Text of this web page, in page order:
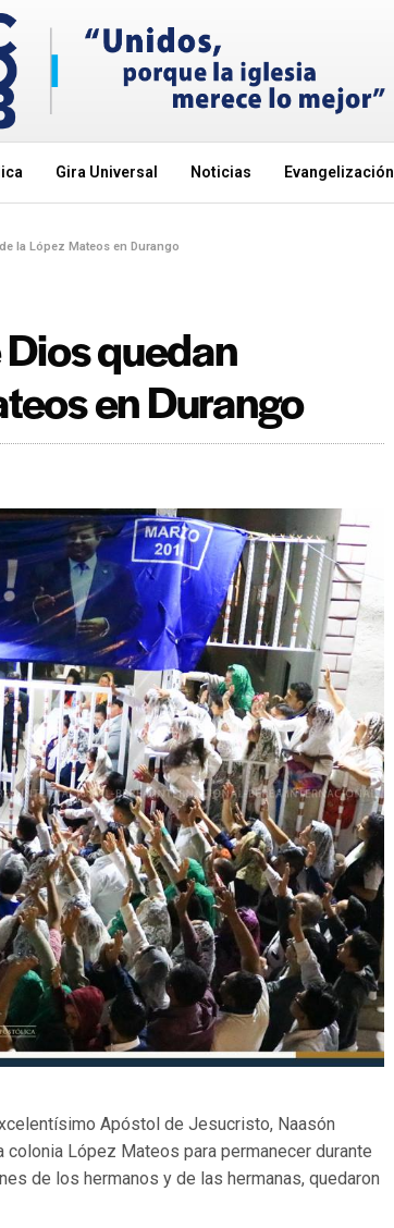
Gira Universal Noticias Evangelización
la López Mateos en Durango
quedan
en Durango
Apóstol de Jesucristo, Naasón
López Mateos para permanecer durante
de los hermanos y de las hermanas, quedaron